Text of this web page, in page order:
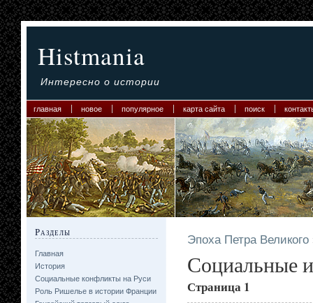
Histmania
Интересно о истории
главная новое популярное карта сайта поиск
Разделы
Главная
История
Социальные конфликты на Руси
Роль Ришелье в истории Франции
Эпоха Петра Великого
Социальные
Страница 1